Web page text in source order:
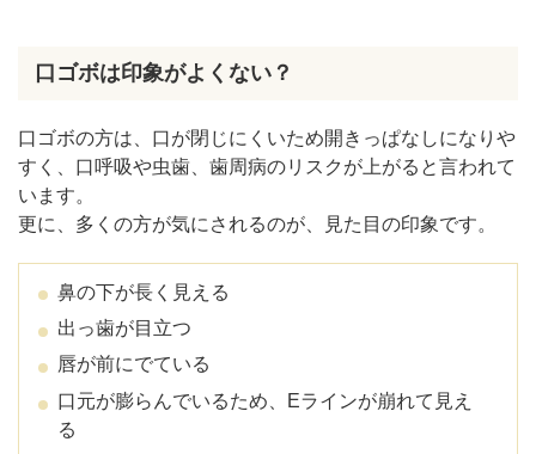
口ゴボは印象がよくない？
口ゴボの方は、口が閉じにくいため開きっぱなしになりや
すく、口呼吸や虫歯、歯周病のリスクが上がると言われて
います。
更に、多くの方が気にされるのが、見た目の印象です。
鼻の下が長く見える
出っ歯が目立つ
唇が前にでている
口元が膨らんでいるため、Eラインが崩れて見え
る